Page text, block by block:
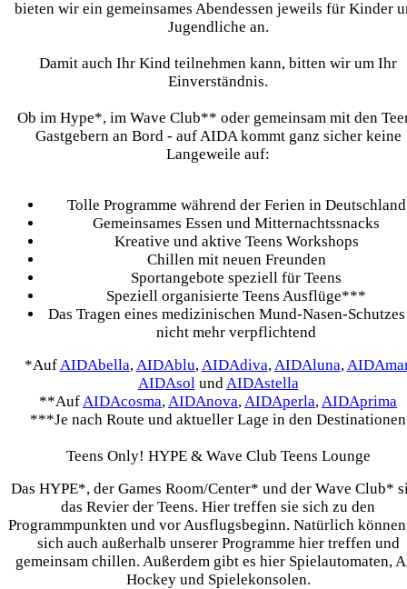
bieten wir ein gemeinsames Abendessen jeweils für Kinder
Jugendliche an.
Damit auch Ihr Kind teilnehmen kann, bitten wir um Ihr
Einverständnis.
Ob im Hype*, im Wave Club** oder gemeinsam mit den
Gastgebern an Bord - auf AIDA kommt ganz sicher keine
Langeweile auf:
Tolle Programme während der Ferien in Deutschland
Gemeinsames Essen und Mitternachtssnacks
Kreative und aktive Teens Workshops
Chillen mit neuen Freunden
Sportangebote speziell für Teens
Speziell organisierte Teens Ausflüge***
Das Tragen eines medizinischen Mund-Nasen-
nicht mehr verpflichtend
*Auf AIDAbella, AIDAblu, AIDAdiva, AIDAluna,
AIDAsol und AIDAstella
**Auf AIDAcosma, AIDAnova, AIDAperla, AIDAprima
***Je nach Route und aktueller Lage in den Destinationen
Teens Only! HYPE & Wave Club Teens Lounge
Das HYPE*, der Games Room/Center* und der Wave Club*
das Revier der Teens. Hier treffen sie sich zu den
Programmpunkten und vor Ausflugsbeginn. Natürlich
sich auch außerhalb unserer Programme hier treffen und
gemeinsam chillen. Außerdem gibt es hier Spielautomaten,
Hockey und Spielekonsolen.